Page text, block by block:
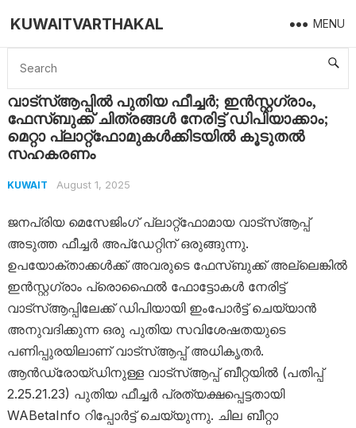
KUWAITVARTHAKAL MENU
Home Kuwait വാട്‌സ്ആപ്പിൽ പുതിയ ഫീച്ചർ; ഇൻസ്റ്റഗ്രാം, ഫേസ്ബുക്ക് ചിത്രങ്ങൾ നേരിട്ട് ഡിപിയാക്കാം; മെറ്റാ പ്ലാറ്റ്‌ഫോമുകൾക്കിടയിൽ കൂടുതൽ സഹകരണം
വാട്‌സ്ആപ്പിൽ പുതിയ ഫീച്ചർ; ഇൻസ്റ്റഗ്രാം,
ഫേസ്ബുക്ക് ചിത്രങ്ങൾ നേരിട്ട് ഡിപിയാക്കാം;
മെറ്റാ പ്ലാറ്റ്‌ഫോമുകൾക്കിടയിൽ കൂടുതൽ
സഹകരണം
KUWAIT August 1, 2025
ജനപ്രിയ മെസേജിംഗ് പ്ലാറ്റ്ഫോമായ വാട്‌സ്ആപ്പ്
അടുത്ത ഫീച്ചർ അപ്‌ഡേറ്റിന് ഒരുങ്ങുന്നു.
ഉപയോക്താക്കൾക്ക് അവരുടെ ഫേസ്ബുക്ക് അല്ലെങ്കിൽ
ഇൻസ്റ്റഗ്രാം പ്രൊഫൈൽ ഫോട്ടോകൾ നേരിട്ട്
വാട്‌സ്ആപ്പിലേക്ക് ഡിപിയായി ഇംപോർട്ട് ചെയ്യാൻ
അനുവദിക്കുന്ന ഒരു പുതിയ സവിശേഷതയുടെ
പണിപ്പുരയിലാണ് വാട്‌സ്ആപ്പ് അധികൃതർ.
ആൻഡ്രോയ്‌ഡിനുള്ള വാട്സ്ആപ്പ് ബീറ്റയിൽ (പതിപ്പ്
2.25.21.23) പുതിയ ഫീച്ചർ പ്രത്യക്ഷപ്പെട്ടതായി
WABetaInfo റിപ്പോർട്ട് ചെയ്യുന്നു. ചില ബീറ്റാ